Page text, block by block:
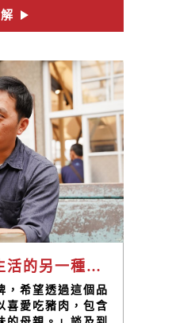
返鄉創業，創造生活的另一種可能｜甘樂帶路EP15
，希望透過這個品
喜愛吃豬肉，包含